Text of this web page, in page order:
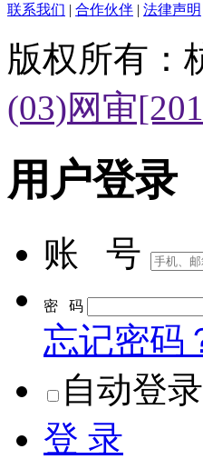
联系我们 | 合作伙伴 | 法律声明
版权所有：
(03)网审
用户登录
账 号
密 码
忘记密码
自动登录
登 录